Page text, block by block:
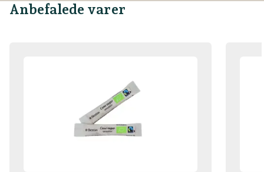
Anbefalede varer